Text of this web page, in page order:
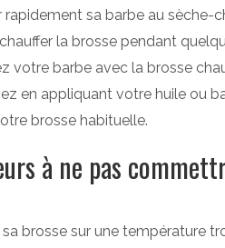
rapidement sa barbe au sèche-
la brosse pendant
votre barbe avec la brosse
en appliquant votre huile ou
brosse habituelle.
à ne pas
sa brosse sur une température